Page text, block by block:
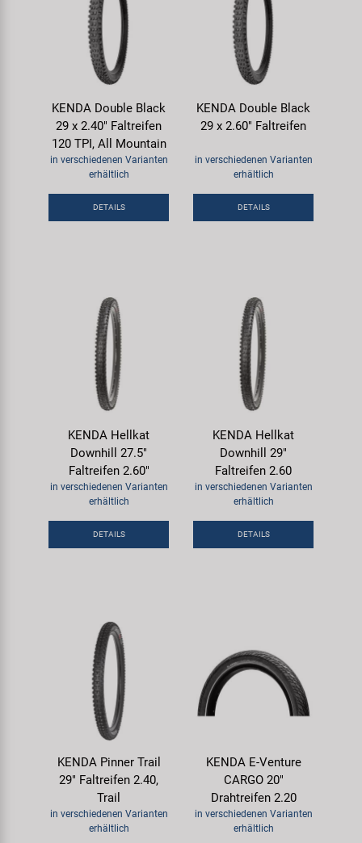
KENDA Double Black
29 x 2.40" Faltreifen
120 TPI, All Mountain
in verschiedenen Varianten
erhältlich
DETAILS
KENDA Double Black
29 x 2.60" Faltreifen
in verschiedenen Varianten
erhältlich
DETAILS
KENDA Hellkat
Downhill 27.5"
Faltreifen 2.60"
in verschiedenen Varianten
erhältlich
DETAILS
KENDA Hellkat
Downhill 29"
Faltreifen 2.60
in verschiedenen Varianten
erhältlich
DETAILS
KENDA Pinner Trail
29" Faltreifen 2.40,
Trail
in verschiedenen Varianten
erhältlich
KENDA E-Venture
CARGO 20"
Drahtreifen 2.20
in verschiedenen Varianten
erhältlich